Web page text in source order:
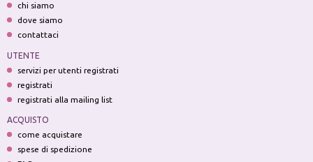
chi siamo
dove siamo
contattaci
UTENTE
servizi per utenti registrati
registrati
registrati alla mailing list
ACQUISTO
come acquistare
spese di spedizione